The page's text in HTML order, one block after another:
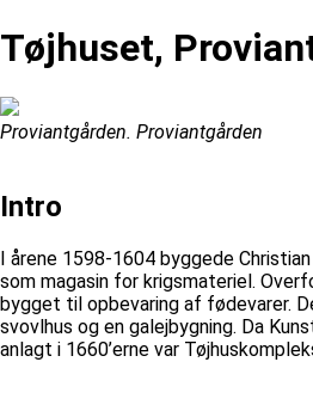
Tøjhuset,
Proviantgården. Proviantgården
Intro
I årene 1598-1604 byggede
som magasin for krigsmateriel.
bygget til opbevaring af fødevarer.
svovlhus og en galejbygning. Da
anlagt i 1660’erne var